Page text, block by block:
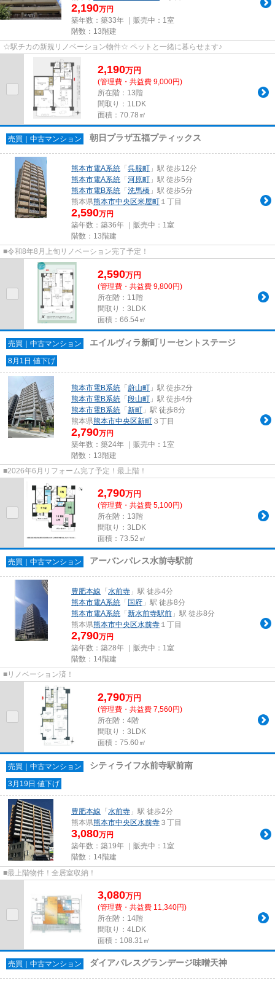
2,190万円
築年数：築33年 ｜販売中： 1室
階数：13階建
☆駅チカの新規リノベーション物件☆ ペットと一緒に暮らせます♪
2,190万円
(管理費・共益費 9,000円)
所在階：13階
間取り：1LDK
面積：70.78㎡
売買｜中古マンション 朝日プラザ五福プティックス
熊本市電A系統 「 呉服町 」駅 徒歩12分
熊本市電A系統 「 河原町 」駅 徒歩5分
熊本市電B系統 「 洗馬橋 」駅 徒歩5分
熊本県熊本市中央区米屋町 １丁目
2,590万円
築年数：築36年 ｜販売中： 1室
階数：13階建
■令和8年8月上旬リノベーション完了予定！
2,590万円
(管理費・共益費 9,800円)
所在階：11階
間取り：3LDK
面積：66.54㎡
売買｜中古マンション エイルヴィラ新町リーセントステージ
8月1日 値下げ
熊本市電B系統 「 蔚山町 」駅 徒歩2分
熊本市電B系統 「 段山町 」駅 徒歩4分
熊本市電B系統 「 新町 」駅 徒歩8分
熊本県熊本市中央区新町 ３丁目
2,790万円
築年数：築24年 ｜販売中： 1室
階数：13階建
■2026年6月リフォーム完了予定！最上階！
2,790万円
(管理費・共益費 5,100円)
所在階：13階
間取り：3LDK
面積：73.52㎡
売買｜中古マンション アーバンパレス水前寺駅前
豊肥本線 「 水前寺 」駅 徒歩4分
熊本市電A系統 「 国府 」駅 徒歩8分
熊本市電A系統 「 新水前寺駅前 」駅 徒歩8分
熊本県熊本市中央区水前寺 １丁目
2,790万円
築年数：築28年 ｜販売中： 1室
階数：14階建
■リノベーション済！
2,790万円
(管理費・共益費 7,560円)
所在階：4階
間取り：3LDK
面積：75.60㎡
売買｜中古マンション シティライフ水前寺駅前南
3月19日 値下げ
豊肥本線 「 水前寺 」駅 徒歩2分
熊本県熊本市中央区水前寺 ３丁目
3,080万円
築年数：築19年 ｜販売中： 1室
階数：14階建
■最上階物件！全居室収納！
3,080万円
(管理費・共益費 11,340円)
所在階：14階
間取り：4LDK
面積：108.31㎡
売買｜中古マンション ダイアパレスグランデージ味噌天神